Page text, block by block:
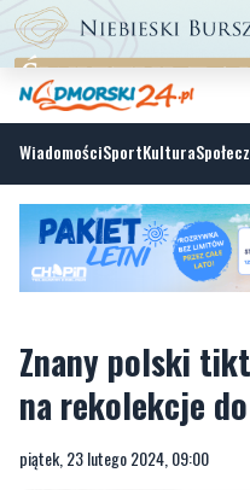
WiadomościSportKultura
Znany polski
piątek, 23 lutego 2024, 09:00